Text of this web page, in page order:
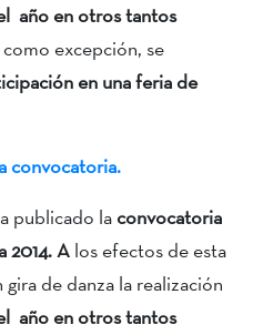
año en otros tantos
como excepción, se
en una feria de
convocatoria.
publicado la convocatoria
2014. A los efectos de esta
de danza la realización
año en otros tantos